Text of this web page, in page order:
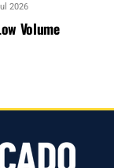
e
2026
Volume